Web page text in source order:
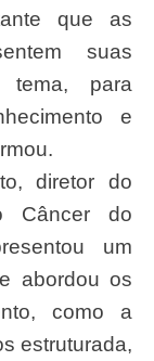
que as
suas
tema, para
e
diretor do
Câncer do
um
abordou os
como a
estruturada,